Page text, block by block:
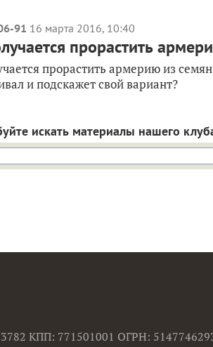
91 16 марта 2016, 10:40
прорастить
прорастить армерию из
и подскажет свой вариант?
искать материалы нашего
КПП: 771501001 ОГРН: